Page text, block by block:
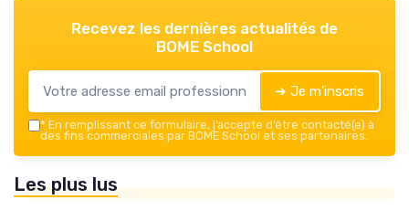
Recevez les dernières actualités de
BOME School
➔ Je m'inscris
* En remplissant ce formulaire, j’accepte d’être contacté(e) à
des fins commerciales par BOME School et ses partenaires.
Les plus lus